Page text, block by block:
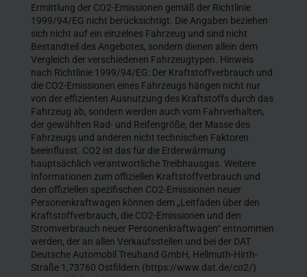
Ermittlung der CO2-Emissionen gemäß der Richtlinie
1999/94/EG nicht berücksichtigt. Die Angaben beziehen
sich nicht auf ein einzelnes Fahrzeug und sind nicht
Bestandteil des Angebotes, sondern dienen allein dem
Vergleich der verschiedenen Fahrzeugtypen. Hinweis
nach Richtlinie 1999/94/EG: Der Kraftstoffverbrauch und
die CO2-Emissionen eines Fahrzeugs hängen nicht nur
von der effizienten Ausnutzung des Kraftstoffs durch das
Fahrzeug ab, sondern werden auch vom Fahrverhalten,
der gewählten Rad- und Reifengröße, der Masse des
Fahrzeugs und anderen nicht technischen Faktoren
beeinflusst. CO2 ist das für die Erderwärmung
hauptsächlich verantwortliche Treibhausgas. Weitere
Informationen zum offiziellen Kraftstoffverbrauch und
den offiziellen spezifischen CO2-Emissionen neuer
Personenkraftwagen können dem „Leitfaden über den
Kraftstoffverbrauch, die CO2-Emissionen und den
Stromverbrauch neuer Personenkraftwagen“ entnommen
werden, der an allen Verkaufsstellen und bei der DAT
Deutsche Automobil Treuhand GmbH, Hellmuth-Hirth-
Straße 1,73760 Ostfildern (https://www.dat.de/co2/)